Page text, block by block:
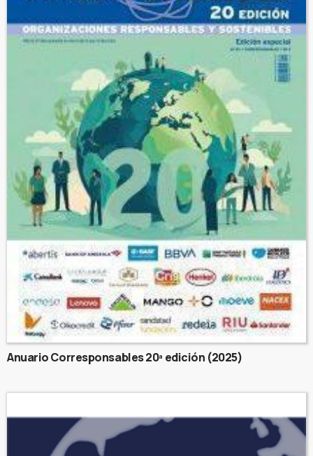
Anuario Corresponsables 20ª edición (2025)